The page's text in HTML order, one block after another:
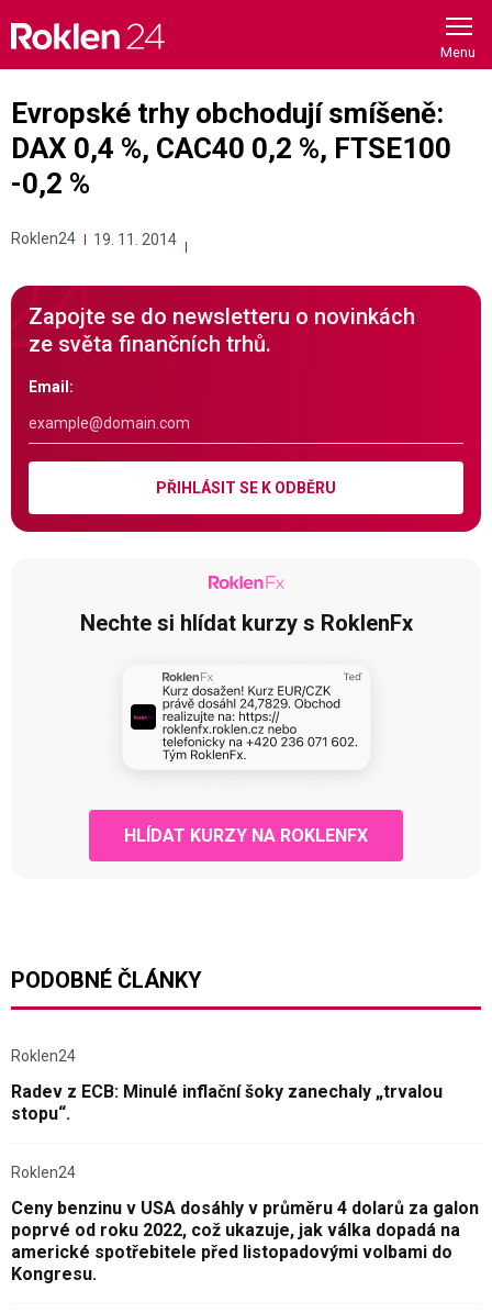
content
Evropské trhy obchodují smíšeně:
DAX 0,4 %, CAC40 0,2 %, FTSE100
-0,2 %
Roklen24 19. 11. 2014
Zapojte se do newsletteru o novinkách
ze světa finančních trhů.
Email:
PŘIHLÁSIT SE K ODBĚRU
Nechte si hlídat kurzy s RoklenFx
HLÍDAT KURZY NA ROKLENFX
PODOBNÉ ČLÁNKY
Roklen24
Radev z ECB: Minulé inflační šoky zanechaly „trvalou
stopu“.
Roklen24
Ceny benzinu v USA dosáhly v průměru 4 dolarů za galon
poprvé od roku 2022, což ukazuje, jak válka dopadá na
americké spotřebitele před listopadovými volbami do
Kongresu.